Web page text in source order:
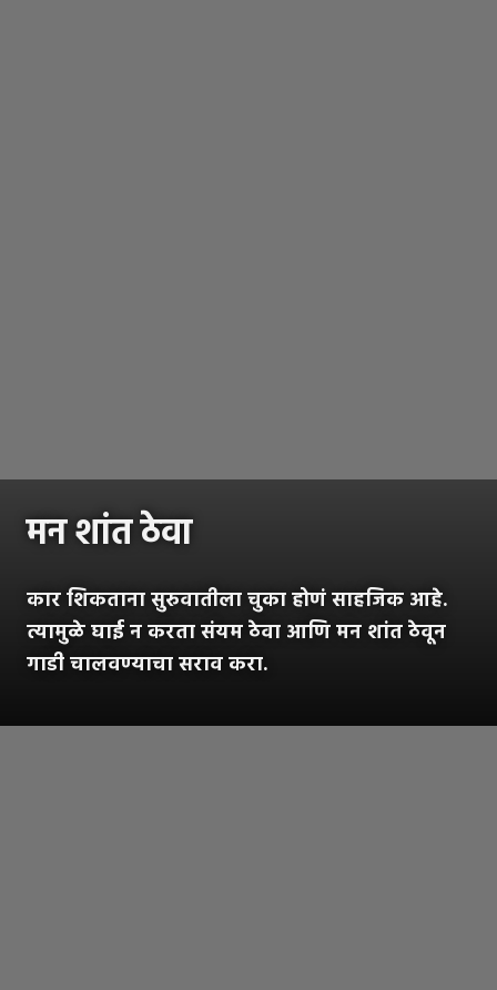
मन शांत ठेवा
कार शिकताना सुरुवातीला चुका होणं साहजिक आहे.
त्यामुळे घाई न करता संयम ठेवा आणि मन शांत ठेवून
गाडी चालवण्याचा सराव करा.